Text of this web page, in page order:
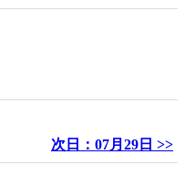
次日：07月29日 >>